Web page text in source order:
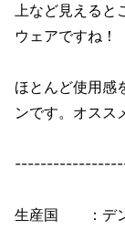
上など見えると
ウェアですね！
ほとんど使用感
ンです。オスス
生産国 ：デ